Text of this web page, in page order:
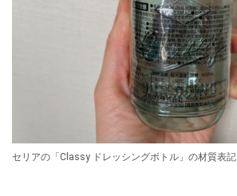
セリアの「Classy ドレッシングボトル」の材質表記